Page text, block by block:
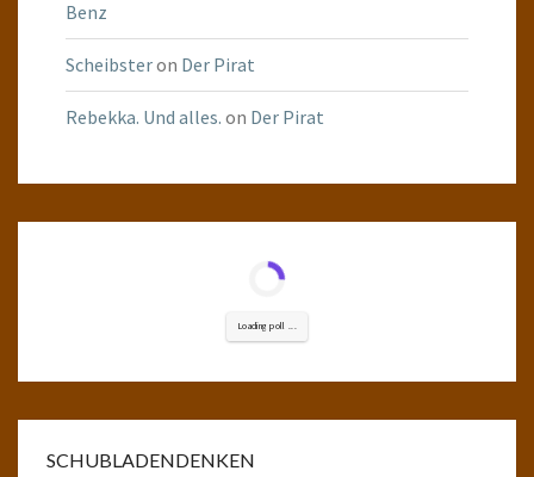
Benz
Scheibsteron Der Pirat
Rebekka. Und alles. on Der Pirat
Loading poll ...
SCHUBLADENDENKEN